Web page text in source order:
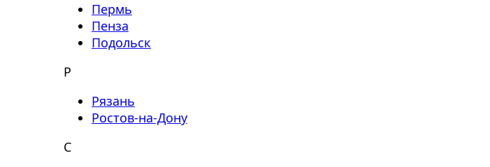
Пермь
Пенза
Подольск
Р
Рязань
Ростов-на-Дону
С